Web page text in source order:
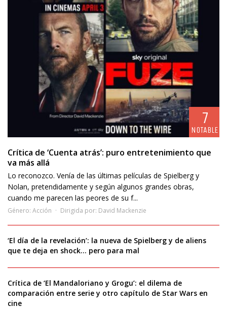
7
NOTABLE
Crítica de ‘Cuenta atrás’: puro entretenimiento que
va más allá
Lo reconozco. Venía de las últimas películas de Spielberg y
Nolan, pretendidamente y según algunos grandes obras,
cuando me parecen las peores de su f...
Género: Acción Dirigida por: David Mackenzie
‘El día de la revelación’: la nueva de Spielberg y de aliens
que te deja en shock… pero para mal
Crítica de ‘El Mandaloriano y Grogu’: el dilema de
comparación entre serie y otro capítulo de Star Wars en
cine